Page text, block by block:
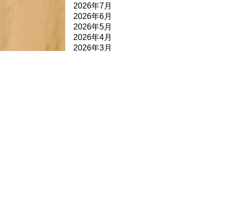
2026年7月
2026年6月
2026年5月
2026年4月
2026年3月